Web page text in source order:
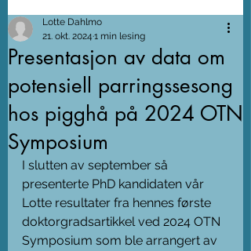
Presentasjon av data om
potensiell parringssesong
hos pigghå på 2024 OTN
Symposium
Lotte Dahlmo
21. okt. 2024 1 min lesing
I slutten av september så
presenterte PhD kandidaten vår
Lotte resultater fra hennes første
doktorgradsartikkel ved 2024 OTN
Symposium som ble arrangert av